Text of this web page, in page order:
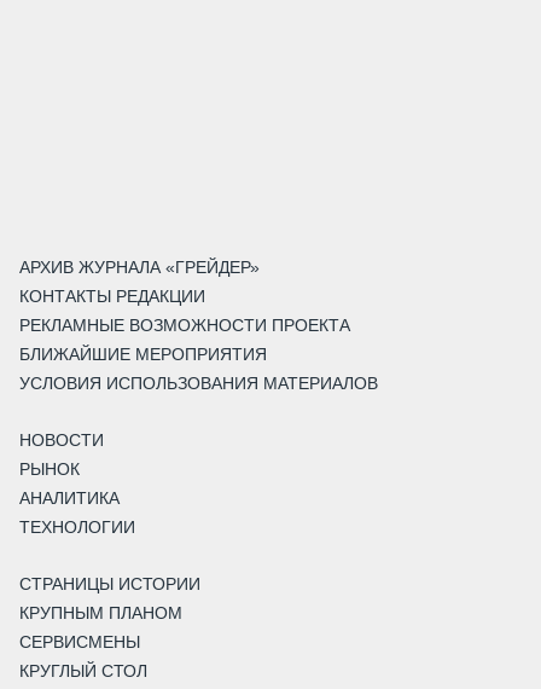
АРХИВ ЖУРНАЛА «ГРЕЙДЕР»
КОНТАКТЫ РЕДАКЦИИ
РЕКЛАМНЫЕ ВОЗМОЖНОСТИ ПРОЕКТА
БЛИЖАЙШИЕ МЕРОПРИЯТИЯ
УСЛОВИЯ ИСПОЛЬЗОВАНИЯ МАТЕРИАЛОВ
НОВОСТИ
РЫНОК
АНАЛИТИКА
ТЕХНОЛОГИИ
СТРАНИЦЫ ИСТОРИИ
КРУПНЫМ ПЛАНОМ
СЕРВИСМЕНЫ
КРУГЛЫЙ СТОЛ